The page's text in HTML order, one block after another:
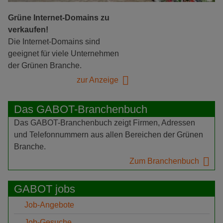
Grüne Internet-Domains zu
verkaufen!
Die Internet-Domains sind
geeignet für viele Unternehmen
der Grünen Branche.
zur Anzeige
Das GABOT-Branchenbuch
Das GABOT-Branchenbuch zeigt Firmen, Adressen
und Telefonnummern aus allen Bereichen der Grünen
Branche.
Zum Branchenbuch
GABOT jobs
Job-Angebote